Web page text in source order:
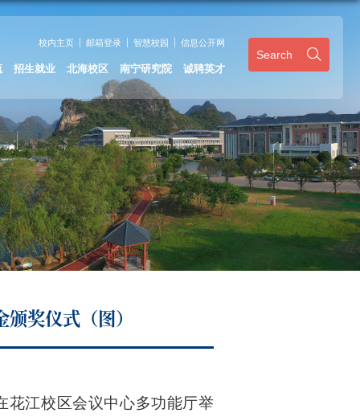
校内主页 邮箱登录 智慧校园 信息公开网
招生就业 北海校区 南宁研究院 诚聘英才
Search
奖仪式（图）
花江校区会议中心多功能厅举